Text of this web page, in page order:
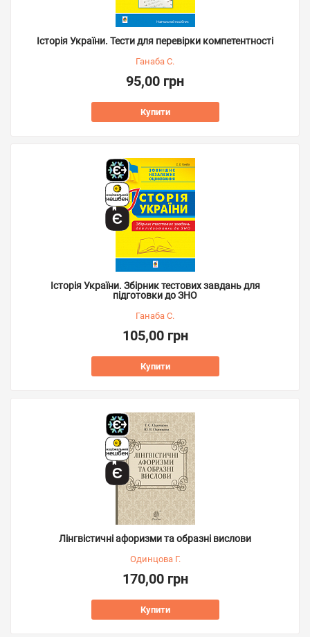
Історія України. Тести для перевірки компетентності
Ганаба С.
95,00 грн
Купити
Історія України. Збірник тестових завдань для
підготовки до ЗНО
Ганаба С.
105,00 грн
Купити
Лінгвістичні афоризми та образні вислови
Одинцова Г.
170,00 грн
Купити